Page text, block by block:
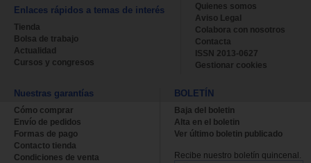
Enlaces rápidos a temas de interés
Tienda
Bolsa de trabajo
Actualidad
Cursos y congresos
Quienes somos
Aviso Legal
Colabora con nosotros
Contacta
ISSN 2013-0627
Gestionar cookies
Nuestras garantías
Cómo comprar
Envío de pedidos
Formas de pago
Contacto tienda
Condiciones de venta
BOLETÍN
Baja del boletin
Alta en el boletin
Ver último boletin publicado
Recibe nuestro boletín quincenal.